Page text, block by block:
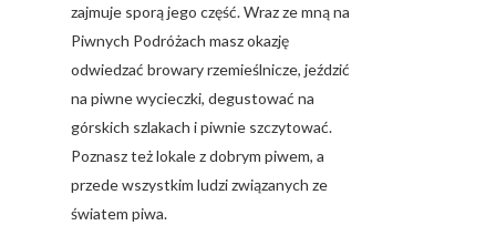
zajmuje sporą jego część. Wraz ze mną na
Piwnych Podróżach masz okazję
odwiedzać browary rzemieślnicze, jeździć
na piwne wycieczki, degustować na
górskich szlakach i piwnie szczytować.
Poznasz też lokale z dobrym piwem, a
przede wszystkim ludzi związanych ze
światem piwa.